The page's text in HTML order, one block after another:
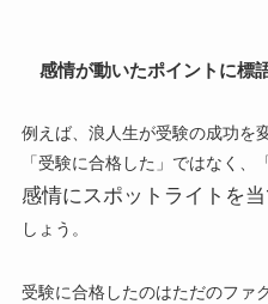
感情が動いたポイントに標
例えば、浪人生が受験の成功を
「受験に合格した 」ではなく、
感情にスポットライトを
しょう。
受験に合格したのはただのファ